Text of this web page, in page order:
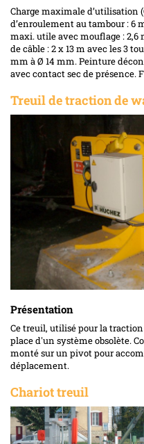
Charge maximale d’utilisation
d’enroulement au tambour : 6
maxi. utile avec mouflage : 2,6
de câble : 2 x 13 m avec les 3
mm à Ø 14 mm. Peinture
avec contact sec de présence.
Treuil de traction de
Présentation
Ce treuil, utilisé pour la
place d'un système obsolète.
monté sur un pivot pour
déplacement.
Chariot treuil